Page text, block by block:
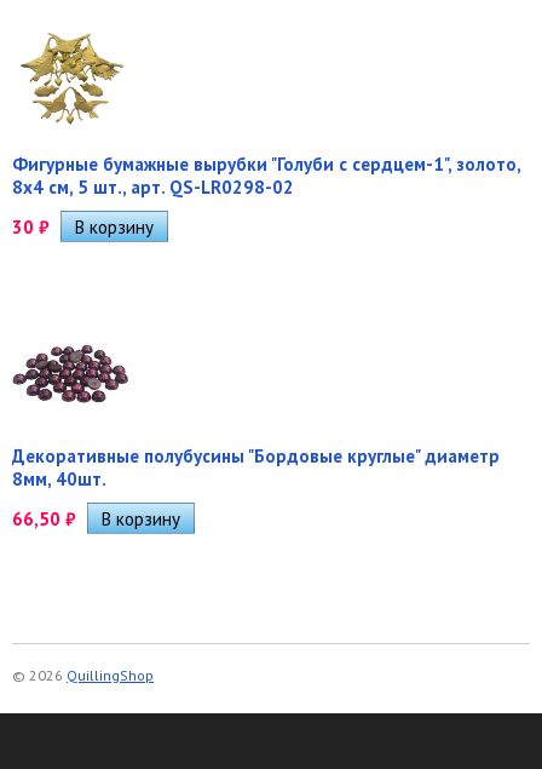
Фигурные бумажные вырубки "Голуби с сердцем-1", золото,
8х4 см, 5 шт., арт. QS-LR0298-02
30 ₽
Декоративные полубусины "Бордовые круглые" диаметр
8мм, 40шт.
66,50 ₽
© 2026 QuillingShop